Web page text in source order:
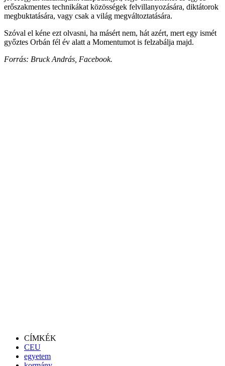
erőszakmentes technikákat közösségek felvillanyozására, diktátorok
megbuktatására, vagy csak a világ megváltoztatására.
Szóval el kéne ezt olvasni, ha másért nem, hát azért, mert egy ismét
győztes Orbán fél év alatt a Momentumot is felzabálja majd.
Forrás: Bruck András, Facebook.
CÍMKÉK
CEU
egyetem